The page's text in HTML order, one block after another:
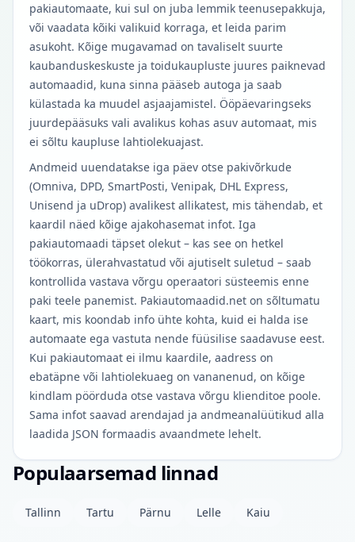
pakiautomaate, kui sul on juba lemmik teenusepakkuja,
või vaadata kõiki valikuid korraga, et leida parim
asukoht. Kõige mugavamad on tavaliselt suurte
kaubanduskeskuste ja toidukaupluste juures paiknevad
automaadid, kuna sinna pääseb autoga ja saab
külastada ka muudel asjaajamistel. Ööpäevaringseks
juurdepääsuks vali avalikus kohas asuv automaat, mis
ei sõltu kaupluse lahtiolekuajast.
Andmeid uuendatakse iga päev otse pakivõrkude
(Omniva, DPD, SmartPosti, Venipak, DHL Express,
Unisend ja uDrop) avalikest allikatest, mis tähendab, et
kaardil näed kõige ajakohasemat infot. Iga
pakiautomaadi täpset olekut – kas see on hetkel
töökorras, ülerahvastatud või ajutiselt suletud – saab
kontrollida vastava võrgu operaatori süsteemis enne
paki teele panemist. Pakiautomaadid.net on sõltumatu
kaart, mis koondab info ühte kohta, kuid ei halda ise
automaate ega vastuta nende füüsilise saadavuse eest.
Kui pakiautomaat ei ilmu kaardile, aadress on
ebatäpne või lahtiolekuaeg on vananenud, on kõige
kindlam pöörduda otse vastava võrgu klienditoe poole.
Sama infot saavad arendajad ja andmeanalüütikud alla
laadida JSON formaadis avaandmete lehelt.
Populaarsemad linnad
Tallinn Tartu Pärnu Lelle Kaiu